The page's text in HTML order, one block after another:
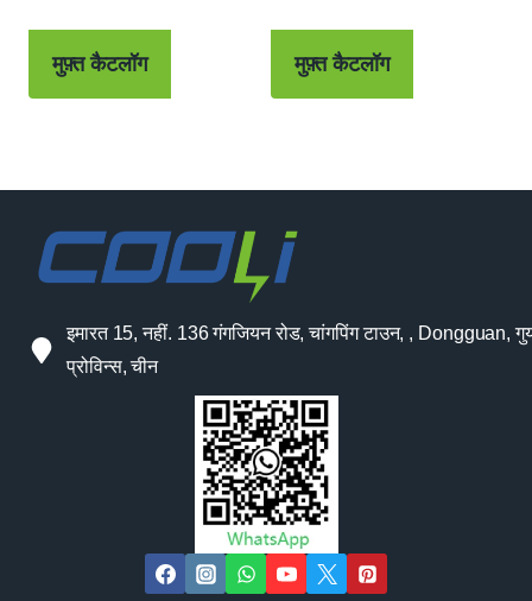
मुफ़्त कैटलॉग मुफ़्त कैटलॉग
इमारत 15, नहीं. 136 गंगजियन रोड, चांगपिंग टाउन, , Dongguan,
प्रोविन्स, चीन